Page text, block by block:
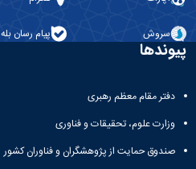
سروش پیام رسان بله
پیوندها
دفتر مقام معظم رهبری
وزارت علوم، تحقیقات و فناوری
صندوق حمایت از پژوهشگران و فناوران کشور